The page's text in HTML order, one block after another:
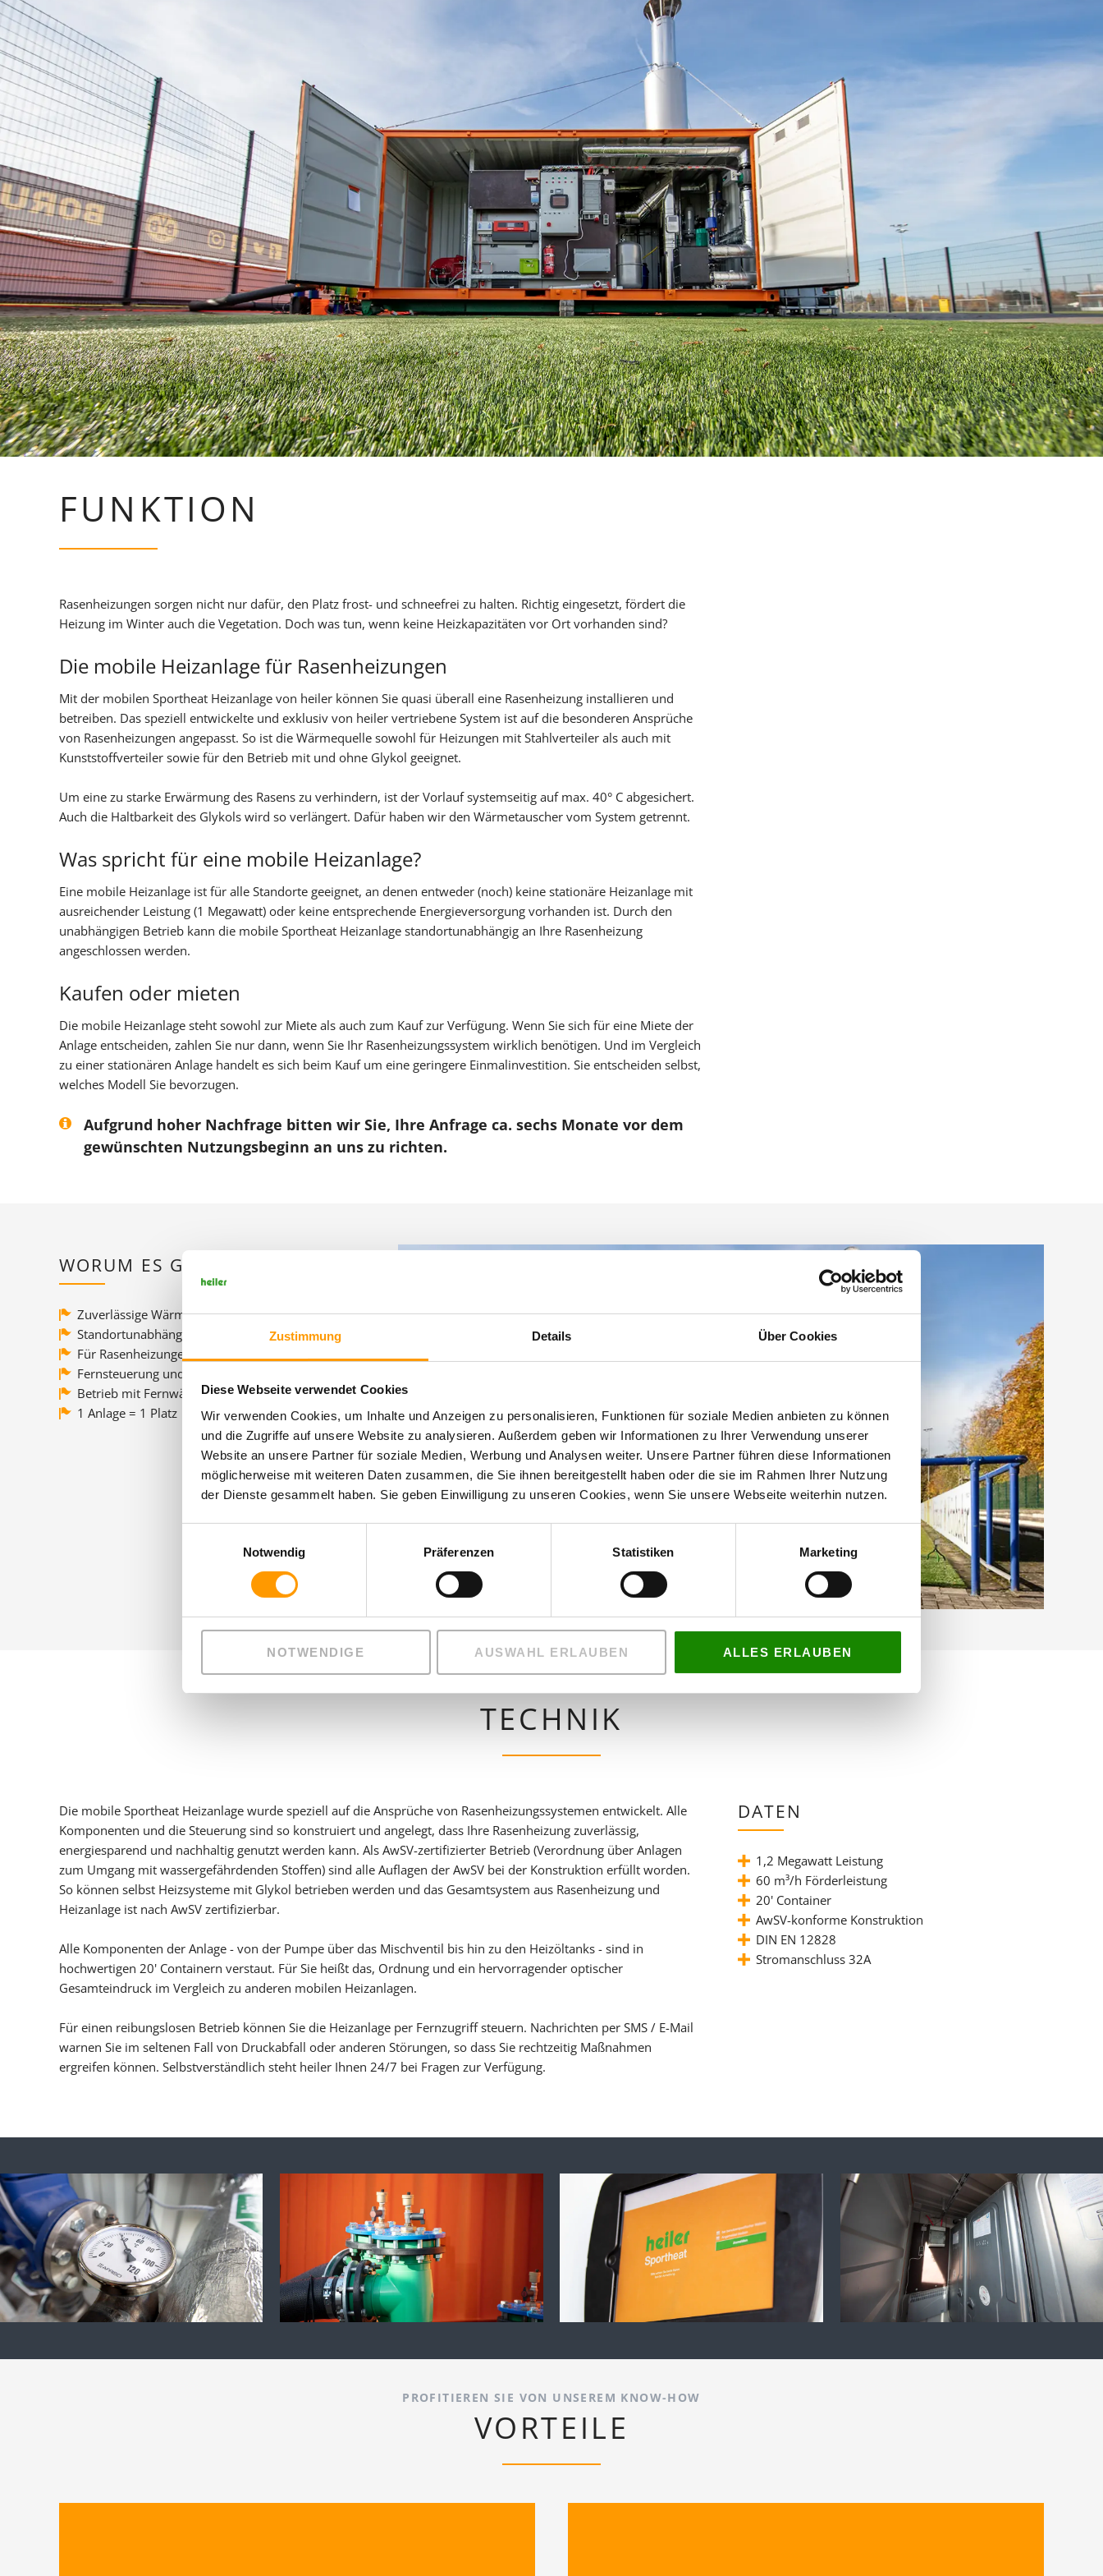
Zustimmung Details Über Cookies
Diese Webseite verwendet Cookies
Wir verwenden Cookies, um Inhalte und Anzeigen zu personalisieren, Funktionen für soziale Medien anbieten zu können
und die Zugriffe auf unsere Website zu analysieren. Außerdem geben wir Informationen zu Ihrer Verwendung unserer
Website an unsere Partner für soziale Medien, Werbung und Analysen weiter. Unsere Partner führen diese Informationen
möglicherweise mit weiteren Daten zusammen, die Sie ihnen bereitgestellt haben oder die sie im Rahmen Ihrer Nutzung
der Dienste gesammelt haben. Sie geben Einwilligung zu unseren Cookies, wenn Sie unsere Webseite weiterhin nutzen.
Notwendig
Präferenzen Statistiken Marketing
NOTWENDIGE AUSWAHL ERLAUBEN ALLES ERLAUBEN
FUNKTION
Rasenheizungen sorgen nicht nur dafür, den Platz frost- und schneefrei zu halten. Richtig eingesetzt, fördert die
Heizung im Winter auch die Vegetation. Doch was tun, wenn keine Heizkapazitäten vor Ort vorhanden sind?
Die mobile Heizanlage für Rasenheizungen
Mit der mobilen Sportheat Heizanlage von heiler können Sie quasi überall eine Rasenheizung installieren und
betreiben. Das speziell entwickelte und exklusiv von heiler vertriebene System ist auf die besonderen Ansprüche
von Rasenheizungen angepasst. So ist die Wärmequelle sowohl für Heizungen mit Stahlverteiler als auch mit
Kunststoffverteiler sowie für den Betrieb mit und ohne Glykol geeignet.
Um eine zu starke Erwärmung des Rasens zu verhindern, ist der Vorlauf systemseitig auf max. 40° C abgesichert.
Auch die Haltbarkeit des Glykols wird so verlängert. Dafür haben wir den Wärmetauscher vom System getrennt.
Was spricht für eine mobile Heizanlage?
Eine mobile Heizanlage ist für alle Standorte geeignet, an denen entweder (noch) keine stationäre Heizanlage mit
ausreichender Leistung (1 Megawatt) oder keine entsprechende Energieversorgung vorhanden ist. Durch den
unabhängigen Betrieb kann die mobile Sportheat Heizanlage standortunabhängig an Ihre Rasenheizung
angeschlossen werden.
Kaufen oder mieten
Die mobile Heizanlage steht sowohl zur Miete als auch zum Kauf zur Verfügung. Wenn Sie sich für eine Miete der
Anlage entscheiden, zahlen Sie nur dann, wenn Sie Ihr Rasenheizungssystem wirklich benötigen. Und im Vergleich
zu einer stationären Anlage handelt es sich beim Kauf um eine geringere Einmalinvestition. Sie entscheiden selbst,
welches Modell Sie bevorzugen.
Aufgrund hoher Nachfrage bitten wir Sie, Ihre Anfrage ca. sechs Monate vor dem
gewünschten Nutzungsbeginn an uns zu richten.
WORUM ES GEHT
Zuverlässige Wärmeerzeugung
Standortunabhängig heizen
Für Rasenheizungen optimiert
Fernsteuerung und -wartung
Betrieb mit Fernwärme oder Heizöl
1 Anlage = 1 Platz
TECHNIK
Die mobile Sportheat Heizanlage wurde speziell auf die Ansprüche von Rasenheizungssystemen entwickelt. Alle
Komponenten und die Steuerung sind so konstruiert und angelegt, dass Ihre Rasenheizung zuverlässig,
energiesparend und nachhaltig genutzt werden kann. Als AwSV-zertifizierter Betrieb (Verordnung über Anlagen
zum Umgang mit wassergefährdenden Stoffen) sind alle Auflagen der AwSV bei der Konstruktion erfüllt worden.
So können selbst Heizsysteme mit Glykol betrieben werden und das Gesamtsystem aus Rasenheizung und
Heizanlage ist nach AwSV zertifizierbar.
Alle Komponenten der Anlage - von der Pumpe über das Mischventil bis hin zu den Heizöltanks - sind in
hochwertigen 20' Containern verstaut. Für Sie heißt das, Ordnung und ein hervorragender optischer
Gesamteindruck im Vergleich zu anderen mobilen Heizanlagen.
Für einen reibungslosen Betrieb können Sie die Heizanlage per Fernzugriff steuern. Nachrichten per SMS / E-Mail
warnen Sie im seltenen Fall von Druckabfall oder anderen Störungen, so dass Sie rechtzeitig Maßnahmen
ergreifen können. Selbstverständlich steht heiler Ihnen 24/7 bei Fragen zur Verfügung.
DATEN
1,2 Megawatt Leistung
60 m³/h Förderleistung
20' Container
AwSV-konforme Konstruktion
DIN EN 12828
Stromanschluss 32A
PROFITIEREN SIE VON UNSEREM KNOW-HOW
VORTEILE